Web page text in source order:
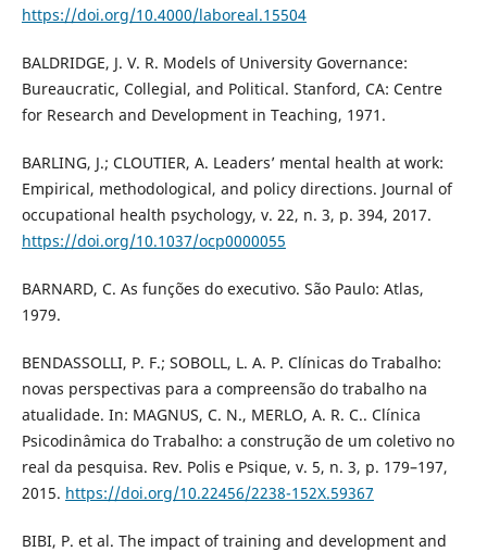
https://doi.org/10.4000/laboreal.15504
BALDRIDGE, J. V. R. Models of University Governance:
Bureaucratic, Collegial, and Political. Stanford, CA: Centre
for Research and Development in Teaching, 1971.
BARLING, J.; CLOUTIER, A. Leaders’ mental health at work:
Empirical, methodological, and policy directions. Journal of
occupational health psychology, v. 22, n. 3, p. 394, 2017.
https://doi.org/10.1037/ocp0000055
BARNARD, C. As funções do executivo. São Paulo: Atlas,
1979.
BENDASSOLLI, P. F.; SOBOLL, L. A. P. Clínicas do Trabalho:
novas perspectivas para a compreensão do trabalho na
atualidade. In: MAGNUS, C. N., MERLO, A. R. C.. Clínica
Psicodinâmica do Trabalho: a construção de um coletivo no
real da pesquisa. Rev. Polis e Psique, v. 5, n. 3, p. 179–197,
2015. https://doi.org/10.22456/2238-152X.59367
BIBI, P. et al. The impact of training and development and